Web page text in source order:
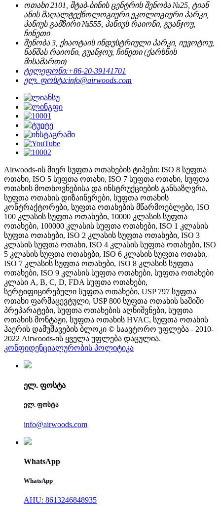
ოთახი 2101, შტაბ-ბინის ცენტრის შენობა №25, ტიან
ანის მაღალტექნოლოგიური ეკოლოგიური პარკი,
პანიუს გამზირი №555, პანიუს რაიონი, გუანჯოუ,
ჩინეთი
შენობა 3, ქიაოტაის ინდუსტრიული პარკი, იუვოტოუ,
ნანშას რაიონი, გუანჯოუ, ჩინეთი (ქარხნის
მისამართი)
ტელეფონი:+86-20-39141701
ელ. ფოსტა:info@airwoods.com
Airwoods-ის მიერ სუფთა ოთახების ტიპები: ISO 8 სუფთა
ოთახი, ISO 5 სუფთა ოთახი, ISO 7 სუფთა ოთახი, სუფთა
ოთახის მოთხოვნებისა და ინსტრუქციების განსაზღვრა,
სუფთა ოთახის დიზაინერები, სუფთა ოთახის
კონტრაქტორები, სუფთა ოთახების მწარმოებლები, ISO
100 კლასის სუფთა ოთახები, 10000 კლასის სუფთა
ოთახები, 100000 კლასის სუფთა ოთახები, ISO 1 კლასის
სუფთა ოთახები, ISO 2 კლასის სუფთა ოთახები, ISO 3
კლასის სუფთა ოთახი, ISO 4 კლასის სუფთა ოთახები, ISO
5 კლასის სუფთა ოთახები, ISO 6 კლასის სუფთა ოთახი,
ISO 7 კლასის სუფთა ოთახები, ISO 8 კლასის სუფთა
ოთახები, ISO 9 კლასის სუფთა ოთახები, სუფთა ოთახები
კლასი A, B, C, D, FDA სუფთა ოთახები,
სერტიფიცირებული სუფთა ოთახები, USP 797 სუფთა
ოთახი ფარმაცევტული, USP 800 სუფთა ოთახის საშიში
პრეპარატები, სუფთა ოთახების აღნიშვნები, სუფთა
ოთახის მონტაჟი, სუფთა ოთახის HVAC, სუფთა ოთახის
ჰაერის დამუშავების ბლოკი © საავტორო უფლება - 2010-
2022 Airwoods-ის ყველა უფლება დაცულია.
კონფიდენციალურობის პოლიტიკა
ელ. ფოსტა
ელ. ფოსტა
info@airwoods.com
WhatsApp
WhatsApp
AHU: 8613246848935